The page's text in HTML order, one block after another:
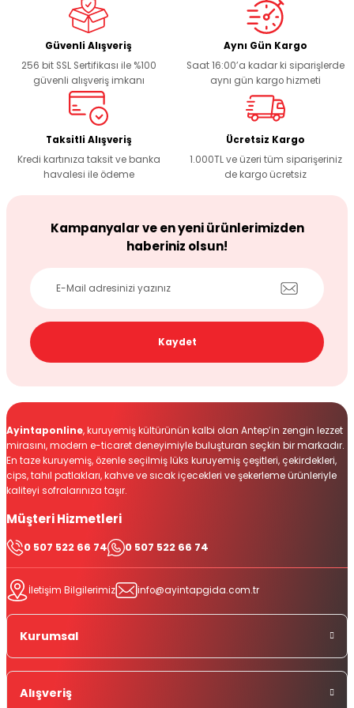
Ürün açıklamasında eksik bilgiler bulunuyor.
Ürün bilgilerinde hatalar bulunuyor.
Ürün fiyatı diğer sitelerden daha pahalı.
Bu ürüne benzer farklı alternatifler olmalı.
Güvenli Alışveriş
256 bit SSL Sertifikası ile %100
güvenli alışveriş imkanı
Aynı Gün Kargo
Saat 16:00’a kadar ki siparişlerde
aynı gün kargo hizmeti
Taksitli Alışveriş
Kredi kartınıza taksit ve banka
havalesi ile ödeme
Ücretsiz Kargo
1.000TL ve üzeri tüm siparişeriniz
de kargo ücretsiz
Kampanyalar ve en yeni ürünlerimizden
haberiniz olsun!
Kaydet
Ayintaponline, kuruyemiş kültürünün kalbi olan Antep’in zengin lezzet
mirasını, modern e-ticaret deneyimiyle buluşturan seçkin bir markadır.
En taze kuruyemiş, özenle seçilmiş lüks kuruyemiş çeşitleri, çekirdekleri,
cips, tahıl patlakları, kahve ve sıcak içecekleri ve şekerleme ürünleriyle
kaliteyi sofralarınıza taşır.
Müşteri Hizmetleri
0 507 522 66 74 0 507 522 66 74
İletişim Bilgilerimiz info@ayintapgida.com.tr
Kurumsal
Alışveriş